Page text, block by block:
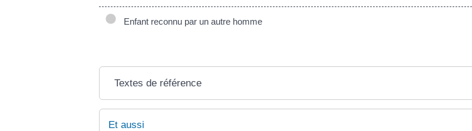
Enfant reconnu par un autre homme
Textes de référence
Et aussi